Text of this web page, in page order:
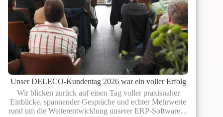
Unser DELECO-Kundentag 2026 war ein voller Erfolg
Wir blicken zurück auf einen Tag voller praxisnaher
Einblicke, spannender Gespräche und echter Mehrwerte
rund um die Weiterentwicklung unserer ERP-Software…